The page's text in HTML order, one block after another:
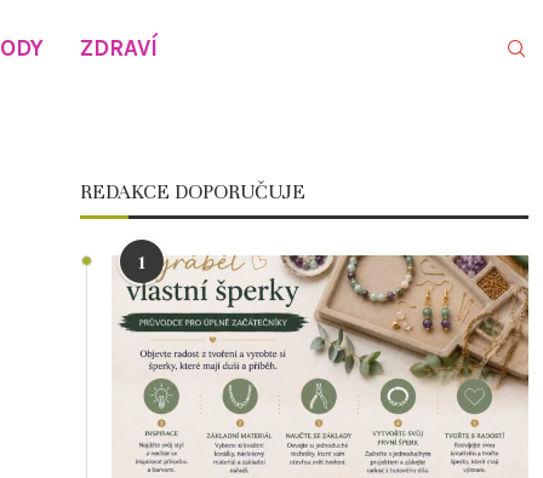
ZDRAVÍ
REDAKCE DOPORUČUJE
1